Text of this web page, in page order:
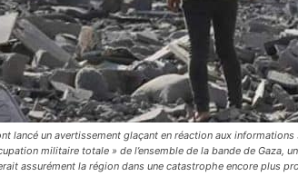
lancé un avertissement glaçant en réaction aux
militaire totale » de l’ensemble de la bande de Gaza,
assurément la région dans une catastrophe encore plus